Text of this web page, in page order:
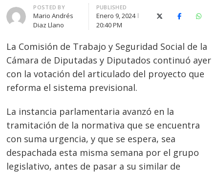
Author
POSTED BY
Mario Andrés
Diaz Llano
PUBLISHED
Enero 9, 2024
20:40 PM
X (Twitter)Facebook
La Comisión de Trabajo y Seguridad Social de la
Cámara de Diputadas y Diputados continuó ayer
con la votación del articulado del proyecto que
reforma el sistema previsional.
La instancia parlamentaria avanzó en la
tramitación de la normativa que se encuentra
con suma urgencia, y que se espera, sea
despachada esta misma semana por el grupo
legislativo, antes de pasar a su similar de